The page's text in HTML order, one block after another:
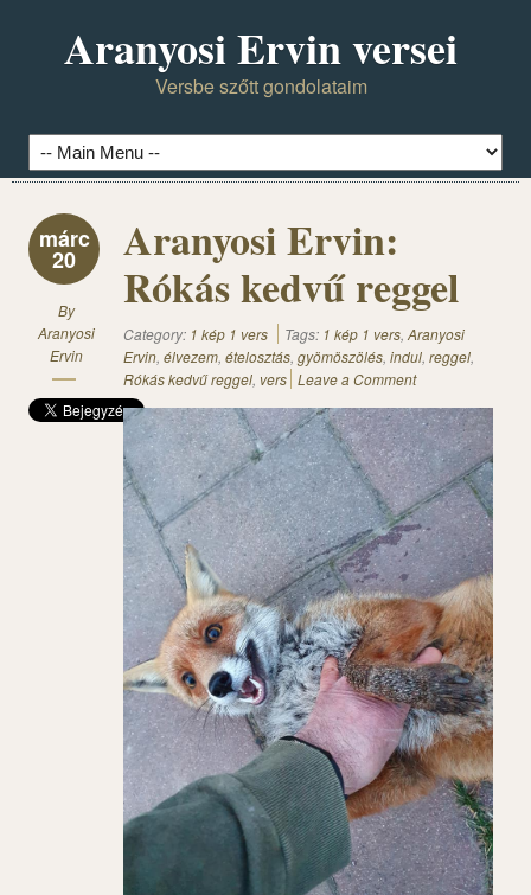
Aranyosi Ervin versei
Versbe szőtt gondolataim
márc
20
By
Aranyosi
Ervin
Aranyosi Ervin:
Rókás kedvű reggel
Category: 1 kép 1 vers Tags: 1 kép 1 vers, Aranyosi
Ervin, élvezem, ételosztás, gyömöszölés, indul, reggel,
Rókás kedvű reggel, vers Leave a Comment